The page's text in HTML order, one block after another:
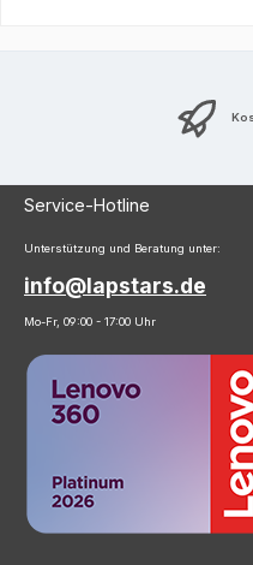
Service-Hotline
Unterstützung und Beratung unter:
info@lapstars.de
Mo-Fr, 09:00 - 17:00 Uhr